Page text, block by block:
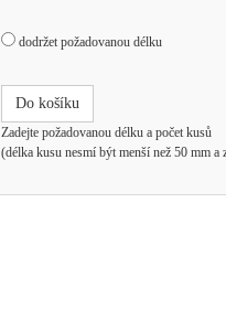
dodržet požadovanou délku
Do košíku
Zadejte požadovanou délku a počet kusů
(délka kusu nesmí být menší než 50 mm a